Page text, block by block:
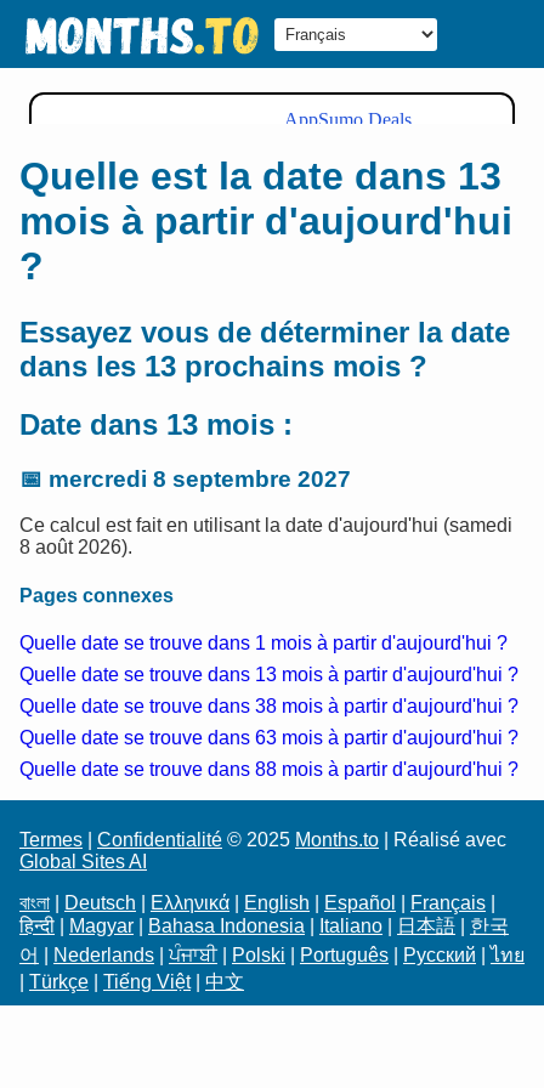
Quelle est la date dans 13
mois à partir d'aujourd'hui
?
Essayez vous de déterminer la date
dans les 13 prochains mois ?
Date dans 13 mois :
📅 mercredi 8 septembre 2027
Ce calcul est fait en utilisant la date d'aujourd'hui (samedi
8 août 2026).
Pages connexes
Quelle date se trouve dans 1 mois à partir d'aujourd'hui ?
Quelle date se trouve dans 13 mois à partir d'aujourd'hui ?
Quelle date se trouve dans 38 mois à partir d'aujourd'hui ?
Quelle date se trouve dans 63 mois à partir d'aujourd'hui ?
Quelle date se trouve dans 88 mois à partir d'aujourd'hui ?
Termes Confidentialité © 2025 Months.to | Réalisé avec
Global Sites AI
বাংলা
Deutsch Ελληνικά English Español Français
हिन्दी
Magyar Bahasa Indonesia Italiano 日本語
한국
어
Nederlands |ਪੰਜਾਬੀ| Polski Português Русский |ไทย
Türkçe Tiếng Việt| 中文